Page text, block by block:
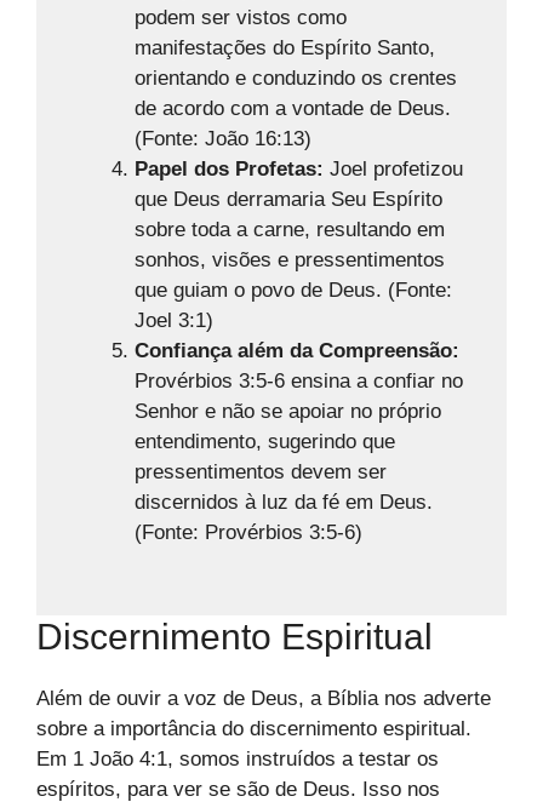
podem ser vistos como
manifestações do Espírito Santo,
orientando e conduzindo os crentes
de acordo com a vontade de Deus.
(Fonte: João 16:13)
Papel dos Profetas: Joel profetizou
que Deus derramaria Seu Espírito
sobre toda a carne, resultando em
sonhos, visões e pressentimentos
que guiam o povo de Deus. (Fonte:
Joel 3:1)
Confiança além da Compreensão:
Provérbios 3:5-6 ensina a confiar no
Senhor e não se apoiar no próprio
entendimento, sugerindo que
pressentimentos devem ser
discernidos à luz da fé em Deus.
(Fonte: Provérbios 3:5-6)
Discernimento Espiritual
Além de ouvir a voz de Deus, a Bíblia nos adverte
sobre a importância do discernimento espiritual.
Em 1 João 4:1, somos instruídos a testar os
espíritos, para ver se são de Deus. Isso nos